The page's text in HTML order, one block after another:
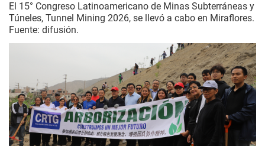
El 15° Congreso Latinoamericano de Minas Subterráneas y
Túneles, Tunnel Mining 2026, se llevó a cabo en Miraflores.
Fuente: difusión.